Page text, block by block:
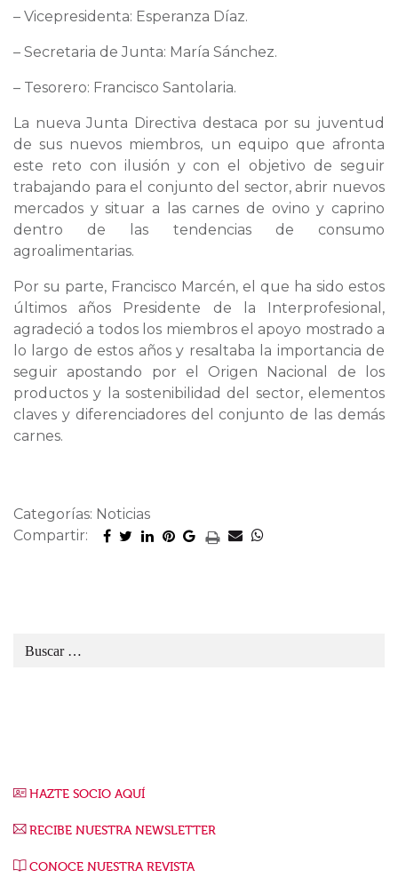
– Vicepresidenta: Esperanza Díaz.
– Secretaria de Junta: María Sánchez.
– Tesorero: Francisco Santolaria.
La nueva Junta Directiva destaca por su juventud
de sus nuevos miembros, un equipo que afronta
este reto con ilusión y con el objetivo de seguir
trabajando para el conjunto del sector, abrir nuevos
mercados y situar a las carnes de ovino y caprino
dentro de las tendencias de consumo
agroalimentarias.
Por su parte, Francisco Marcén, el que ha sido estos
últimos años Presidente de la Interprofesional,
agradeció a todos los miembros el apoyo mostrado a
lo largo de estos años y resaltaba la importancia de
seguir apostando por el Origen Nacional de los
productos y la sostenibilidad del sector, elementos
claves y diferenciadores del conjunto de las demás
carnes.
Categorías: Noticias
Compartir:
HAZTE SOCIO AQUÍ
RECIBE NUESTRA NEWSLETTER
CONOCE NUESTRA REVISTA